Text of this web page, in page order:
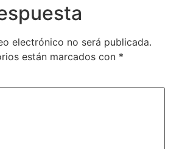
electrónico no será publicada.
están marcados con *